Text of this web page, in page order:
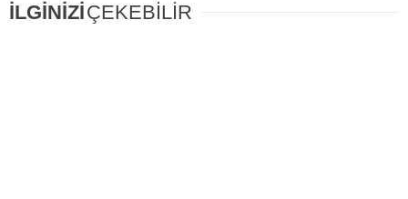
İLGİNİZİÇEKEBİLİR